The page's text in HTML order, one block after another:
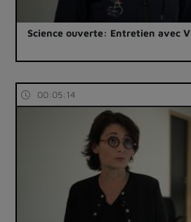
Science ouverte: Entretien avec
00:05:14